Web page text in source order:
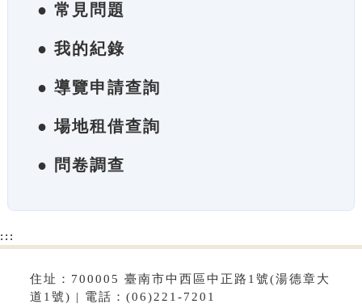
● 常見問題
● 我的紀錄
● 導覽申請查詢
● 場地租借查詢
● 問卷調查
:::
住址：700005 臺南市中西區中正路1號(湯德章大
道1號) | 電話：(06)221-7201